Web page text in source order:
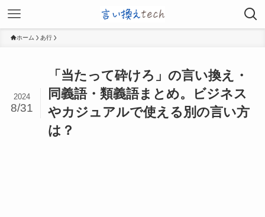
ホーム あ行
「当たって砕けろ」の言い換え・
同義語・類義語まとめ。ビジネス
やカジュアルで使える別の言い方
は？
2024
8/31